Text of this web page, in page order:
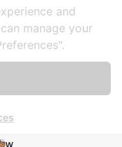
post
and
manage your